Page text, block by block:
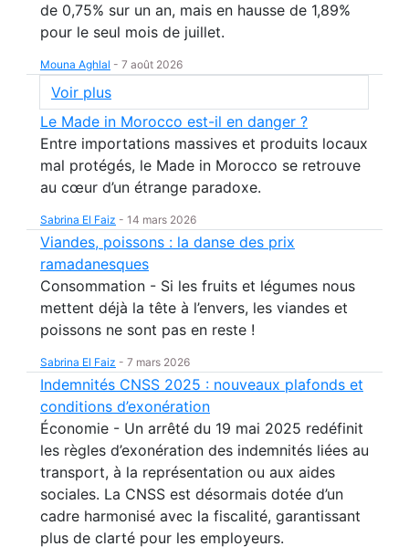
de 0,75% sur un an, mais en hausse de 1,89%
pour le seul mois de juillet.
Mouna Aghlal - 7 août 2026
Voir plus
Le Made in Morocco est-il en danger ?
Entre importations massives et produits locaux
mal protégés, le Made in Morocco se retrouve
au cœur d’un étrange paradoxe.
Sabrina El Faiz - 14 mars 2026
Viandes, poissons : la danse des prix
ramadanesques
Consommation - Si les fruits et légumes nous
mettent déjà la tête à l’envers, les viandes et
poissons ne sont pas en reste !
Sabrina El Faiz - 7 mars 2026
Indemnités CNSS 2025 : nouveaux plafonds et
conditions d’exonération
Économie - Un arrêté du 19 mai 2025 redéfinit
les règles d’exonération des indemnités liées au
transport, à la représentation ou aux aides
sociales. La CNSS est désormais dotée d’un
cadre harmonisé avec la fiscalité, garantissant
plus de clarté pour les employeurs.